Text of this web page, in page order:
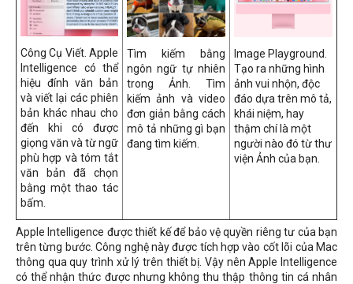
Công Cụ Viết. Apple
Intelligence có thể
hiệu đính văn bản
và viết lại các phiên
bản khác nhau cho
đến khi có được
giọng văn và từ ngữ
phù hợp và tóm tắt
văn bản đã chọn
bằng một thao tác
bấm.
Tìm kiếm bằng
ngôn ngữ tự nhiên
trong Ảnh. Tìm
kiếm ảnh và video
đơn giản bằng cách
mô tả những gì bạn
đang tìm kiếm.
Image Playground.
Tạo ra những hình
ảnh vui nhộn, độc
đáo dựa trên mô tả,
khái niệm, hay
thậm chí là một
người nào đó từ thư
viện Ảnh của bạn.
Apple Intelligence được thiết kế để bảo vệ quyền riêng tư của bạn
trên từng bước. Công nghệ này được tích hợp vào cốt lõi của Mac
thông qua quy trình xử lý trên thiết bị. Vậy nên Apple Intelligence
có thể nhận thức được nhưng không thu thập thông tin cá nhân